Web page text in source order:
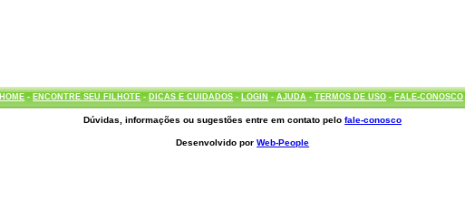
HOME- ENCONTRE SEU FILHOTE- DICAS E CUIDADOS- LOGIN-AJUDA-TERMOS DE USO- FALE-CONOSCO
Dúvidas, informações ou sugestões entre em contato pelofale-conosco
Desenvolvido porWeb-People